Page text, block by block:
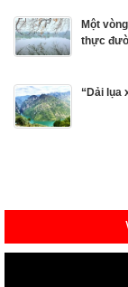
Một
thực
“Dải lụa